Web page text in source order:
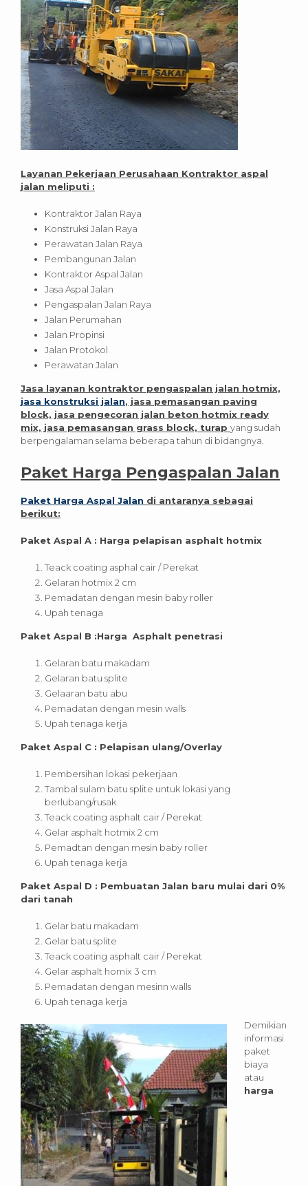
Layanan Pekerjaan Perusahaan Kontraktor aspal
jalan meliputi :
Kontraktor Jalan Raya
Konstruksi Jalan Raya
Perawatan Jalan Raya
Pembangunan Jalan
Kontraktor Aspal Jalan
Jasa Aspal Jalan
Pengaspalan Jalan Raya
Jalan Perumahan
Jalan Propinsi
Jalan Protokol
Perawatan Jalan
Jasa layanan kontraktor pengaspalan jalan hotmix,
jasa konstruksi jalan, jasa pemasangan paving
block, jasa pengecoran jalan beton hotmix ready
mix, jasa pemasangan grass block, turap yang sudah
berpengalaman selama beberapa tahun di bidangnya.
Paket Harga Pengaspalan Jalan
Paket Harga Aspal Jalan di antaranya sebagai
berikut:
Paket Aspal A : Harga pelapisan asphalt hotmix
Teack coating asphal cair / Perekat
Gelaran hotmix 2 cm
Pemadatan dengan mesin baby roller
Upah tenaga
Paket Aspal B :Harga Asphalt penetrasi
Gelaran batu makadam
Gelaran batu splite
Gelaaran batu abu
Pemadatan dengan mesin walls
Upah tenaga kerja
Paket Aspal C : Pelapisan ulang/Overlay
Pembersihan lokasi pekerjaan
Tambal sulam batu splite untuk lokasi yang
berlubang/rusak
Teack coating asphalt cair / Perekat
Gelar asphalt hotmix 2 cm
Pemadtan dengan mesin baby roller
Upah tenaga kerja
Paket Aspal D : Pembuatan Jalan baru mulai dari 0%
dari tanah
Gelar batu makadam
Gelar batu splite
Teack coating asphalt cair / Perekat
Gelar asphalt homix 3 cm
Pemadatan dengan mesinn walls
Upah tenaga kerja
Demikian
informasi
paket
biaya
atau
harga